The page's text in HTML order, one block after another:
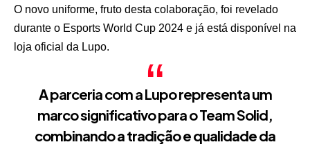
O novo uniforme, fruto desta colaboração, foi revelado
durante o Esports World Cup 2024 e já está disponível na
loja oficial da Lupo.
A parceria com aLuporepresenta um
marco significativo para o Team Solid,
combinando a tradição e qualidade da